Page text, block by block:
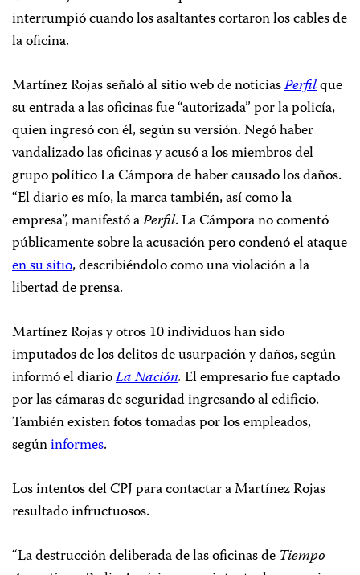
interrumpió cuando los asaltantes cortaron los cables de
la oficina.
Martínez Rojasseñaló al sitio web de noticiasPerfilque
su entrada a las oficinas fue “autorizada” por la policía,
quien ingresó con él, según su versión. Negó haber
vandalizado las oficinas y acusó a los miembros del
grupo político La Cámpora de haber causado los daños.
“El diario es mío, la marca también, así como la
empresa”, manifestó aPerfil. La Cámpora no comentó
públicamente sobre la acusación pero condenó el ataque
en su sitio, describiéndolo como una violación a la
libertad de prensa.
Martínez Rojas y otros 10 individuos han sido
imputados de los delitos de usurpación y daños, según
informó el diarioLa Nación.El empresario fue captado
por las cámaras de seguridad ingresando al edificio.
También existen fotos tomadas por los empleados,
segúninformes.
Los intentos del CPJ para contactar a Martínez Rojas
resultado infructuosos.
“La destrucción deliberada de las oficinas de Tiempo